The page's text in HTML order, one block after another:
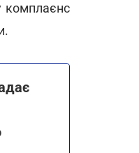
комплаєнс